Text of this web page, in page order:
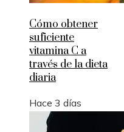
Cómo obtener
suficiente
vitamina C a
través de la dieta
diaria
Hace 3 días